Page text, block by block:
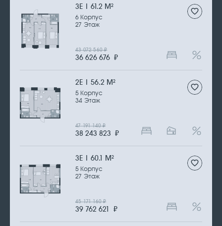
3Е | 61.2 М2
6 Корпус
27 Этаж
36 626 676 ₽
43 072 560₽
2Е | 56.2 М2
5 Корпус
34 Этаж
38 243 823 ₽
47 191 140₽
3Е | 60.1 М2
5 Корпус
27 Этаж
39 762 621 ₽
45 171 160₽